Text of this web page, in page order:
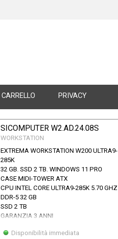
CARRELLO PRIVACY
SICOMPUTER W2.AD.24.08S
WORKSTATION
EXTREMA WORKSTATION W200 ULTRA9-
285K
32 GB. SSD 2 TB. WINDOWS 11 PRO
CASE MIDI-TOWER ATX
CPU INTEL CORE ULTRA9-285K 5.70 GHZ
DDR-5 32 GB
SSD 2 TB
GARANZIA 3 ANNI
Disponibilità immediata